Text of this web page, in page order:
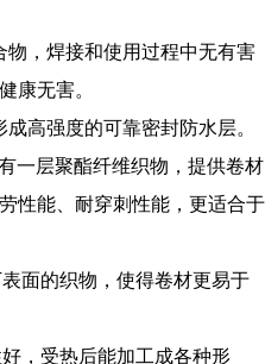
，焊接和使用过程中无有害
康无害。
高强度的可靠密封防水层。
一层聚酯纤维织物，提供卷材
性能、耐穿刺性能，更适合于
面的织物，使得卷材更易于
，受热后能加工成各种形